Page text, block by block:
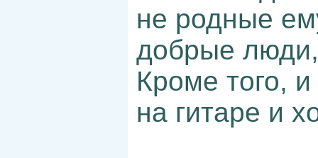
не родные
добрые
Кроме того,
на гитаре и